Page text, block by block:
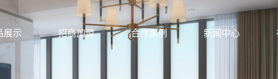
展示 招商加盟 合作案例 新闻中心